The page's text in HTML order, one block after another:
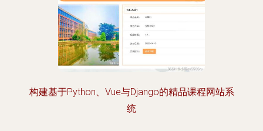
构建基于Python、Vue与Django的精品课程网站系
统